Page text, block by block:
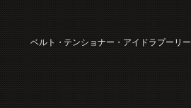
ベルト・テンショナー・アイドラプーリー